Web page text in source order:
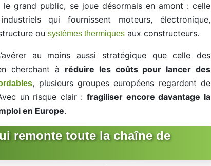
grand public, se joue désormais en amont : celle
qui fournissent moteurs, électronique,
ou systèmes thermiques aux constructeurs.
au moins aussi stratégique que celle des
cherchant à réduire les coûts pour lancer des
, plusieurs groupes européens regardent de
un risque clair :fragiliser encore davantage la
en Europe.
remonte toute la chaîne de